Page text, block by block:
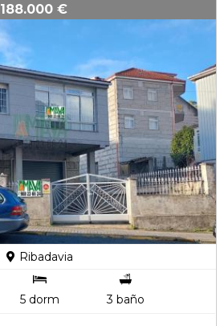
188.000 €
Ribadavia
5 dorm 3 baño